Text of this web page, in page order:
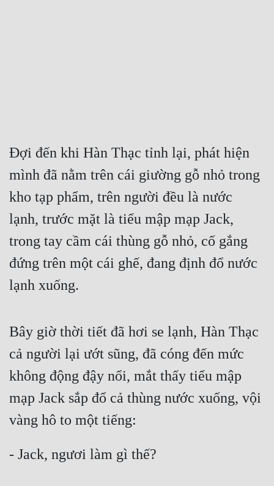
Xa Lộ Dịch
Cung Đấu
Cạnh Kỹ
Cổ Đại
Dã Sử
Dị Giới
Dị Năng
Gia Đấu
Góc Nhìn Nam
Góc Nhìn Nữ
Đợi đến khi Hàn Thạc tỉnh lại, phát hiện
mình đã nằm trên cái giường gỗ nhỏ trong
kho tạp phẩm, trên người đều là nước
lạnh, trước mặt là tiểu mập mạp Jack,
trong tay cầm cái thùng gỗ nhỏ, cố gắng
đứng trên một cái ghế, đang định đổ nước
lạnh xuống.
Bây giờ thời tiết đã hơi se lạnh, Hàn Thạc
cả người lại ướt sũng, đã cóng đến mức
không động đậy nổi, mắt thấy tiểu mập
mạp Jack sắp đổ cả thùng nước xuống, vội
vàng hô to một tiếng:
- Jack, ngươi làm gì thế?